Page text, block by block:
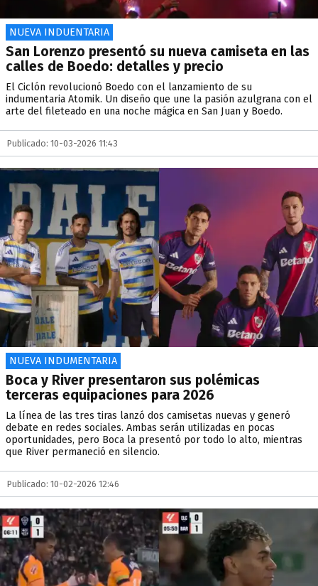
NUEVA INDUENTARIA
San Lorenzo presentó su nueva camiseta en las
calles de Boedo: detalles y precio
El Ciclón revolucionó Boedo con el lanzamiento de su
indumentaria Atomik. Un diseño que une la pasión azulgrana con el
arte del fileteado en una noche mágica en San Juan y Boedo.
Publicado: 10-03-2026 11:43
NUEVA INDUMENTARIA
Boca y River presentaron sus polémicas
terceras equipaciones para 2026
La línea de las tres tiras lanzó dos camisetas nuevas y generó
debate en redes sociales. Ambas serán utilizadas en pocas
oportunidades, pero Boca la presentó por todo lo alto, mientras
que River permaneció en silencio.
Publicado: 10-02-2026 12:46